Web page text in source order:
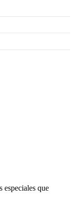
especiales que